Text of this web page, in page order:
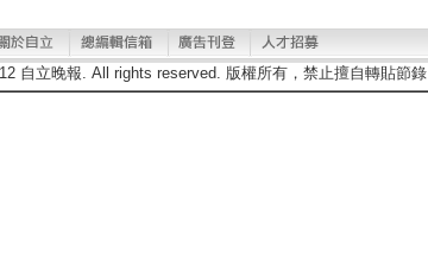
自立晚報. All rights reserved. 版權所有，禁止擅自轉貼節錄